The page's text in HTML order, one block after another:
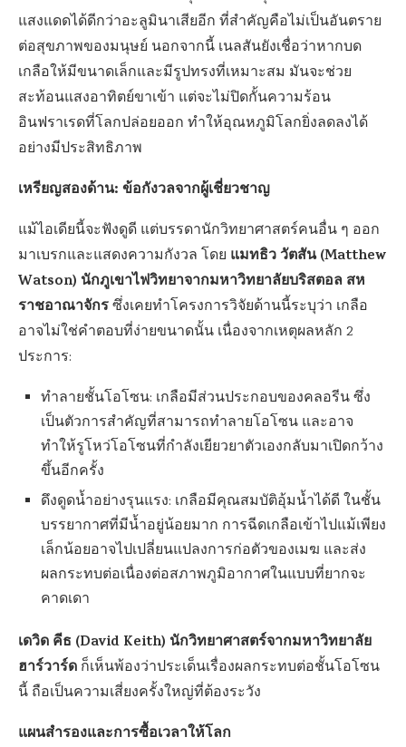
แสงแดดได้ดีกว่าอะลูมินาเสียอีก ที่สำคัญคือไม่เป็นอันตราย
ต่อสุขภาพของมนุษย์ นอกจากนี้ เนลสันยังเชื่อว่าหากบด
เกลือให้มีขนาดเล็กและมีรูปทรงที่เหมาะสม มันจะช่วย
สะท้อนแสงอาทิตย์ขาเข้า แต่จะไม่ปิดกั้นความร้อน
อินฟราเรดที่โลกปล่อยออก ทำให้อุณหภูมิโลกยิ่งลดลงได้
อย่างมีประสิทธิภาพ
เหรียญสองด้าน: ข้อกังวลจากผู้เชี่ยวชาญ
แม้ไอเดียนี้จะฟังดูดี แต่บรรดานักวิทยาศาสตร์คนอื่น ๆ ออก
มาเบรกและแสดงความกังวล โดย แมทธิว วัตสัน (Matthew
Watson) นักภูเขาไฟวิทยาจากมหาวิทยาลัยบริสตอล สห
ราชอาณาจักรซึ่งเคยทำโครงการวิจัยด้านนี้ระบุว่า เกลือ
อาจไม่ใช่คำตอบที่ง่ายขนาดนั้น เนื่องจากเหตุผลหลัก 2
ประการ:
ทำลายชั้นโอโซน: เกลือมีส่วนประกอบของคลอรีน ซึ่ง
เป็นตัวการสำคัญที่สามารถทำลายโอโซน และอาจ
ทำให้รูโหว่โอโซนที่กำลังเยียวยาตัวเองกลับมาเปิดกว้าง
ขึ้นอีกครั้ง
ดึงดูดน้ำอย่างรุนแรง: เกลือมีคุณสมบัติอุ้มน้ำได้ดี ในชั้น
บรรยากาศที่มีน้ำอยู่น้อยมาก การฉีดเกลือเข้าไปแม้เพียง
เล็กน้อยอาจไปเปลี่ยนแปลงการก่อตัวของเมฆ และส่ง
ผลกระทบต่อเนื่องต่อสภาพภูมิอากาศในแบบที่ยากจะ
คาดเดา
เดวิด คีธ (David Keith) นักวิทยาศาสตร์จากมหาวิทยาลัย
ฮาร์วาร์ด ก็เห็นพ้องว่าประเด็นเรื่องผลกระทบต่อชั้นโอโซน
นี้ ถือเป็นความเสี่ยงครั้งใหญ่ที่ต้องระวัง
แผนสำรองและการซื้อเวลาให้โลก